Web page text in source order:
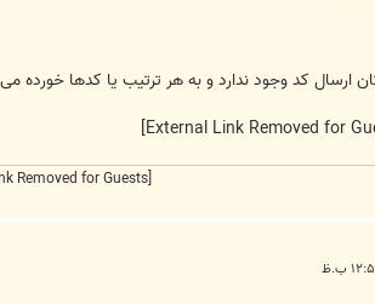
ارسال کد وجود ندارد و به هر ترتیب یا کدها خورده
Removed for Guests]